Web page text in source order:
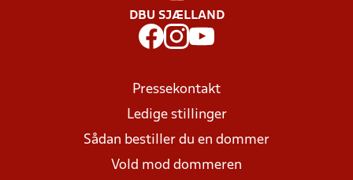
DBU SJÆLLAND
Pressekontakt
Ledige stillinger
Sådan bestiller du en dommer
Vold mod dommeren